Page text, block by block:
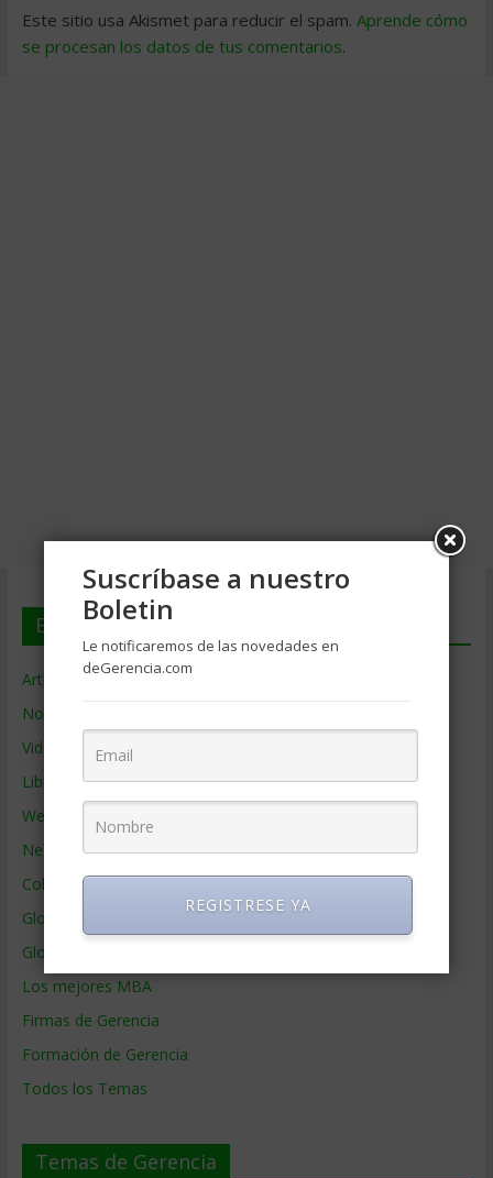
Este sitio usa Akismet para reducir el spam. Aprende cómo
se procesan los datos de tus comentarios.
En deGerencia.com
Artículos de Gerencia
Noticias de Gerencia
Videos de Gerencia
Libros de Gerencia
Webs de Gerencia
Negocios por País
Colaboradores de Gerencia
Glosario
Glosario Inglés – Español
Los mejores MBA
Firmas de Gerencia
Formación de Gerencia
Todos los Temas
Temas de Gerencia
Suscríbase a nuestro
Boletin
Le notificaremos de las novedades en
deGerencia.com
REGISTRESE YA